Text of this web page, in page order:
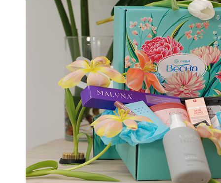
Ваш город:
Ваш регион доставки
Выберите из списка:
Не нашли Ваш город?
10х10
10х15
13х18
15х15
15х20
20х20
20х30
30х30
30х40
А4
Фото
в
рамке
10х10
10×15
13×18
15×15
15×20
20×20
20×30